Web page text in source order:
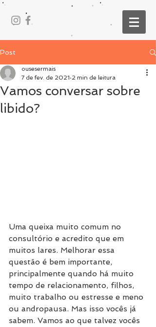
Post
Vamos conversar sobre
libido?
ousesermais
7 de fev. de 2021 2 min de leitura
Uma queixa muito comum no
consultório e acredito que em
muitos lares. Melhorar essa
questão é bem importante,
principalmente quando há muito
tempo de relacionamento, filhos,
muito trabalho ou estresse e meno
ou andropausa. Mas isso vocês já
sabem. Vamos ao que talvez vocês